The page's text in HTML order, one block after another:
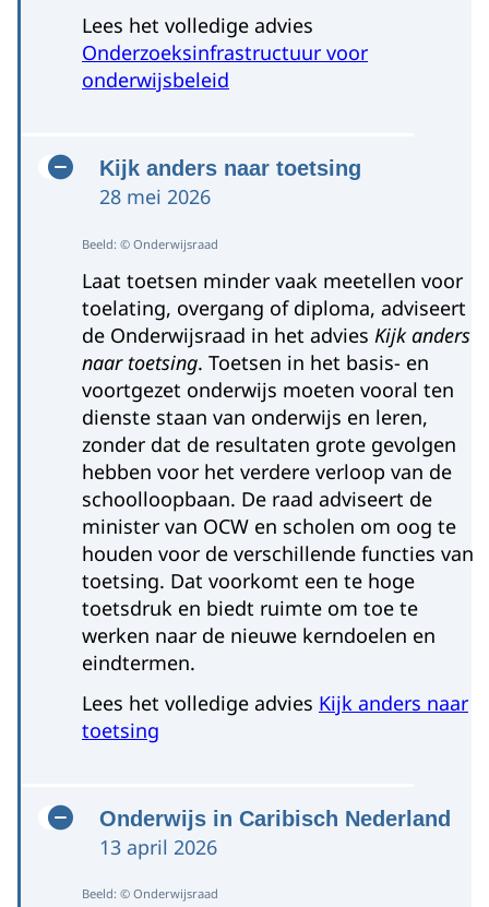
Lees het volledige advies
Onderzoeksinfrastructuur voor
onderwijsbeleid
Kijk anders naar toetsing
28 mei 2026
Beeld: © Onderwijsraad
Laat toetsen minder vaak meetellen voor
toelating, overgang of diploma, adviseert
de Onderwijsraad in het advies Kijk anders
naar toetsing. Toetsen in het basis- en
voortgezet onderwijs moeten vooral ten
dienste staan van onderwijs en leren,
zonder dat de resultaten grote gevolgen
hebben voor het verdere verloop van de
schoolloopbaan. De raad adviseert de
minister van OCW en scholen om oog te
houden voor de verschillende functies van
toetsing. Dat voorkomt een te hoge
toetsdruk en biedt ruimte om toe te
werken naar de nieuwe kerndoelen en
eindtermen.
Lees het volledige advies Kijk anders naar
toetsing
Onderwijs in Caribisch Nederland
13 april 2026
Beeld: © Onderwijsraad